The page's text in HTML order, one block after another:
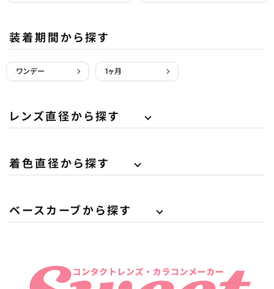
装着期間から探す
ワンデー 1ヶ月
レンズ直径から探す
着色直径から探す
ベースカーブから探す